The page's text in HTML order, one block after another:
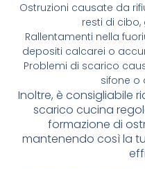
Ostruzioni causate da
resti di cibo,
Rallentamenti nella
depositi calcarei o
Problemi di scarico
sifone o
Inoltre, è consigliabile
scarico cucina
formazione di
mantenendo così la